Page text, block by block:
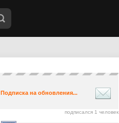
Подписка на обновления...
подписался 1 человек